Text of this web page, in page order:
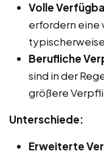
Volle
erfordern eine
Berufliche
sind in der
größere
Unterschiede:
Erweiterte